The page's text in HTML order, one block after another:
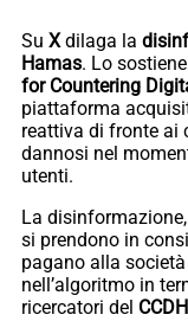
Su Xdilaga la
Hamas. Lo
for Countering
piattaforma
reattiva di fronte ai
dannosi nel
utenti.
La
si prendono in
pagano alla
nell’algoritmo in
ricercatori del CCDH